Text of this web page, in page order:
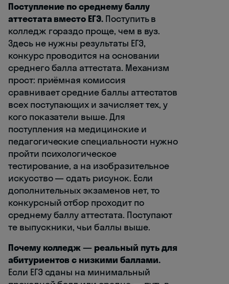
Поступление по среднему баллу
аттестата вместо ЕГЭ.Поступить в
колледж гораздо проще, чем в вуз.
Здесь не нужны результаты ЕГЭ,
конкурс проводится на основании
среднего балла аттестата. Механизм
прост: приёмная комиссия
сравнивает средние баллы аттестатов
всех поступающих и зачисляет тех, у
кого показатели выше. Для
поступления на медицинские и
педагогические специальности нужно
пройти психологическое
тестирование, а на изобразительное
искусство — сдать рисунок. Если
дополнительных экзаменов нет, то
конкурсный отбор проходит по
среднему баллу аттестата. Поступают
те выпускники, чьи баллы выше.
Почему колледж — реальный путь для
абитуриентов с низкими баллами.
Если ЕГЭ сданы на минимальный